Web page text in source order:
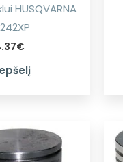
HUSQVARNA
€